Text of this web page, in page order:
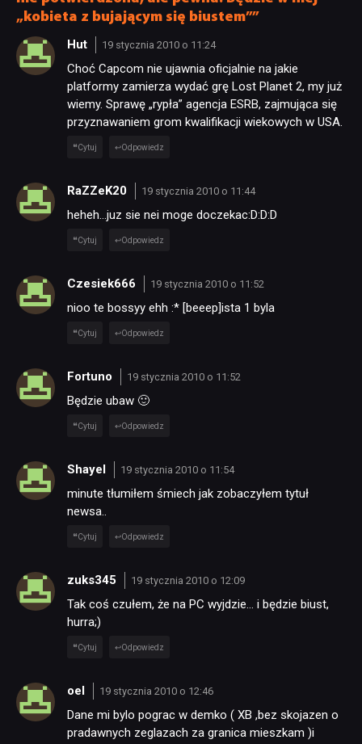
NEWSY
RECENZJE
PUBLICYSTYKA
KULTURA
RETRO
TECHNOLOGIE
JUŻ GRALIŚMY
SKLEP
„kobieta z bujającym się biustem””
Hut 19 stycznia 2010 o 11:24
Choć Capcom nie ujawnia oficjalnie na jakie
platformy zamierza wydać grę Lost Planet 2, my już
wiemy. Sprawę „rypła” agencja ESRB, zajmująca się
przyznawaniem grom kwalifikacji wiekowych w USA.
Cytuj Odpowiedz
RaZZeK20 19 stycznia 2010 o 11:44
heheh…juz sie nei moge doczekac:D:D:D
Cytuj Odpowiedz
Czesiek666 19 stycznia 2010 o 11:52
nioo te bossyy ehh :* [beeep]ista 1 byla
Cytuj Odpowiedz
Fortuno 19 stycznia 2010 o 11:52
Będzie ubaw 🙂
Cytuj Odpowiedz
Shayel 19 stycznia 2010 o 11:54
minute tłumiłem śmiech jak zobaczyłem tytuł
newsa..
Cytuj Odpowiedz
zuks345 19 stycznia 2010 o 12:09
Tak coś czułem, że na PC wyjdzie… i będzie biust,
hurra;)
Cytuj Odpowiedz
oel 19 stycznia 2010 o 12:46
Dane mi bylo pograc w demko ( XB ,bez skojazen o
pradawnych zeglazach za granica mieszkam )i